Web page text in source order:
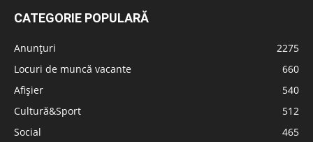
CATEGORIE POPULARĂ
Anunțuri
2275
Locuri de muncă vacante
660
Afișier
540
Cultură&Sport
512
Social
465